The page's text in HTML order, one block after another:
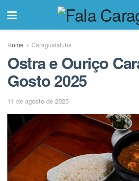
Home Caraguatatuba
Ostra e Ouriço
Gosto 2025
11 de agosto de 2025